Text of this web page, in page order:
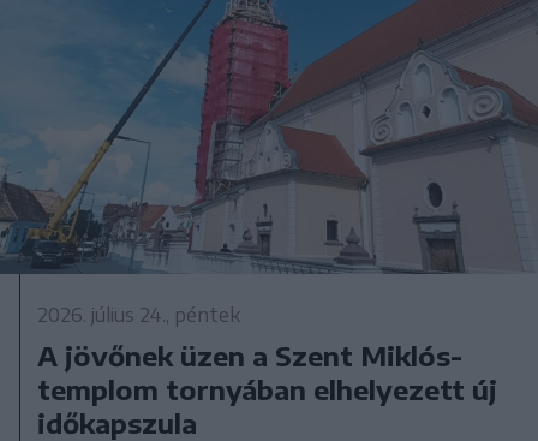
2026. július 24., péntek
A jövőnek üzen a Szent Miklós-
templom tornyában elhelyezett új
időkapszula